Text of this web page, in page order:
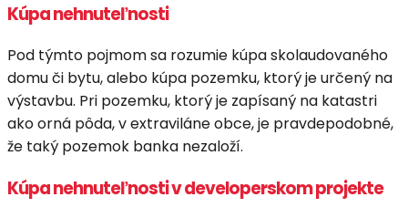
Kúpa nehnuteľnosti
Pod týmto pojmom sa rozumie kúpa skolaudovaného
domu či bytu, alebo kúpa pozemku, ktorý je určený na
výstavbu. Pri pozemku, ktorý je zapísaný na katastri
ako orná pôda, v extraviláne obce, je pravdepodobné,
že taký pozemok banka nezaloží.
Kúpa nehnuteľnosti v developerskom projekte